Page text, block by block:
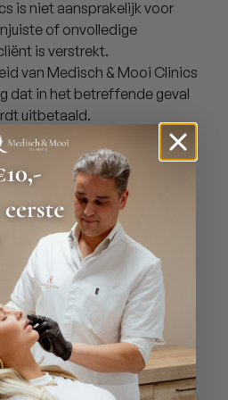
is niet aansprakelijk voor
of onvolledige
is verstrekt.
van Medisch & Mooi Clinics
dat in het betreffende geval
uitbetaald.
verwerkt persoonsgegevens
met de geldende
inzage, correctie en
persoonsgegevens.
verwerking van
in de privacyverklaring